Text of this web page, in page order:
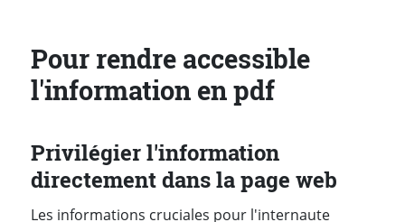
Pour rendre accessible
l'information en pdf
Privilégier l'information
directement dans la page web
Les informations cruciales pour l'internaute